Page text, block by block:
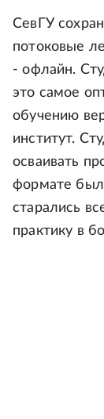
СевГУ
потоковые
- офлайн.
это самое
обучению
институт.
осваивать
формате
старались
практику в